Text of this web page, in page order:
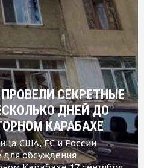
СЕКРЕТНЫЕ
ДНЕЙ ДО
КАРАБАХЕ
США, ЕС и России
для обсуждения